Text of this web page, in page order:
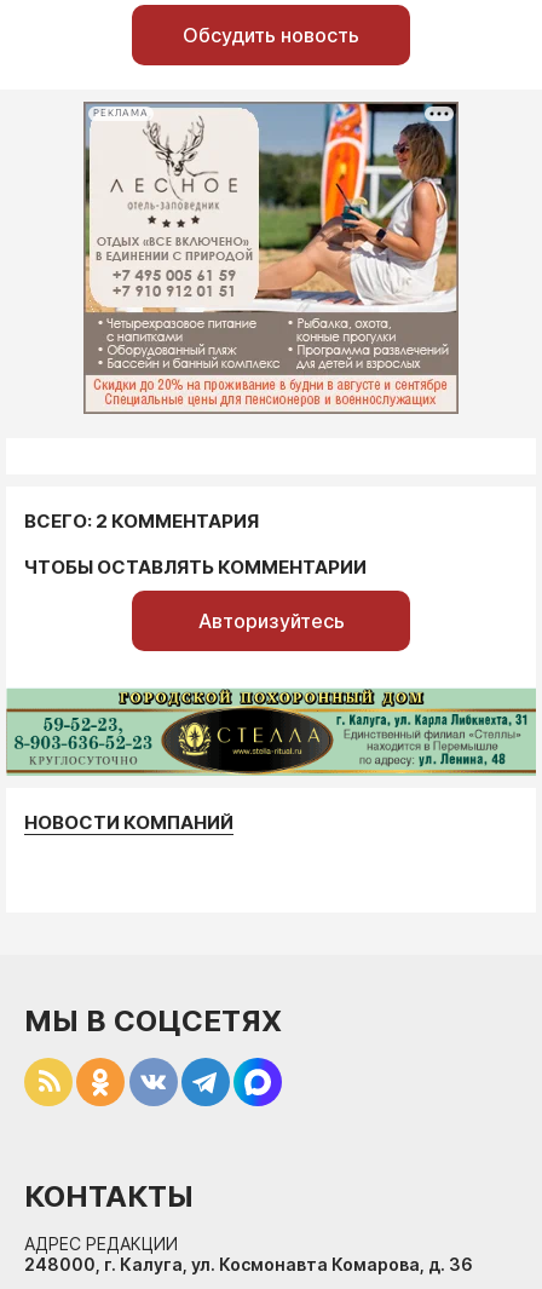
Обсудить новость
РЕКЛАМА
ВСЕГО: 2 КОММЕНТАРИЯ
ЧТОБЫ ОСТАВЛЯТЬ КОММЕНТАРИИ
Авторизуйтесь
НОВОСТИ КОМПАНИЙ
МЫ В СОЦСЕТЯХ
КОНТАКТЫ
АДРЕС РЕДАКЦИИ
248000, г. Калуга, ул. Космонавта Комарова, д. 36